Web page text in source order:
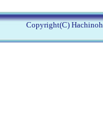
Copyright(C)